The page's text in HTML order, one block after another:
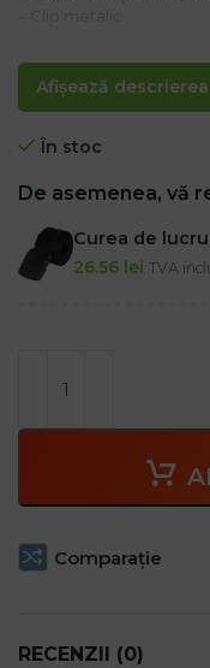
Afișează
– Ideal pentru montatori
În stoc
De asemenea, vă
Curea de lucru
26.56 lei TVA
Comparaţie
RECENZII (0)